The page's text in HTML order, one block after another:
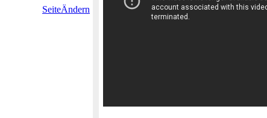
SeiteÄndern